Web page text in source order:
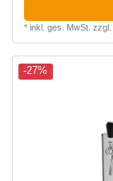
* inkl. ges. MwSt. zzgl.
-27%